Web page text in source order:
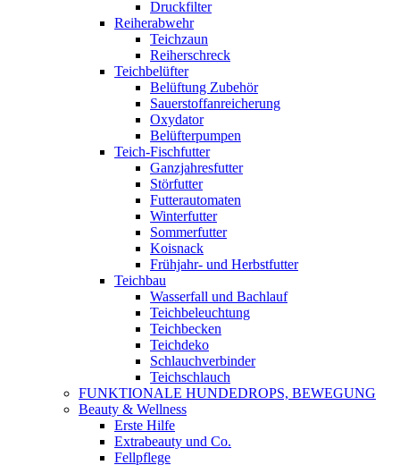
Druckfilter
Reiherabwehr
Teichzaun
Reiherschreck
Teichbelüfter
Belüftung Zubehör
Sauerstoffanreicherung
Oxydator
Belüfterpumpen
Teich-Fischfutter
Ganzjahresfutter
Störfutter
Futterautomaten
Winterfutter
Sommerfutter
Koisnack
Frühjahr- und Herbstfutter
Teichbau
Wasserfall und Bachlauf
Teichbeleuchtung
Teichbecken
Teichdeko
Schlauchverbinder
Teichschlauch
FUNKTIONALE HUNDEDROPS, BEWEGUNG
Beauty & Wellness
Erste Hilfe
Extrabeauty und Co.
Fellpflege